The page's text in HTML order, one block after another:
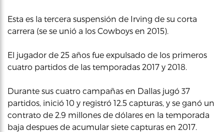
Esta es la tercera suspensión de Irving de su corta
carrera (se se unió a los Cowboys en 2015).
El jugador de 25 años fue expulsado de los primeros
cuatro partidos de las temporadas 2017 y 2018.
Durante sus cuatro campañas en Dallas jugó 37
partidos, inició 10 y registró 12.5 capturas, y se ganó un
contrato de 2.9 millones de dólares en la temporada
baja despues de acumular siete capturas en 2017.